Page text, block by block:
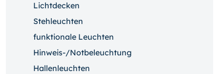
Lichtdecken
Stehleuchten
funktionale Leuchten
Hinweis-/Notbeleuchtung
Hallenleuchten